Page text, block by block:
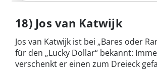
18) Jos van Katwijk
Jos van Katwijk ist bei „Bares oder
für den „Lucky Dollar“ bekannt:
verschenkt er einen zum Dreieck